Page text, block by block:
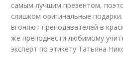
самым лучшим презентом,
слишком оригинальные
вгоняют преподавателей в
же преподнести любимому
эксперт по этикету Татьяна